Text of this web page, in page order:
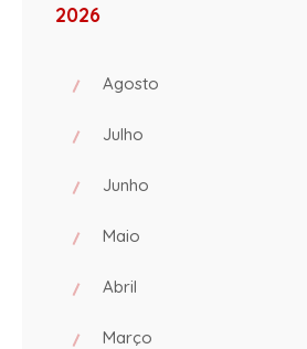
2026
Agosto
Julho
Junho
Maio
Abril
Março